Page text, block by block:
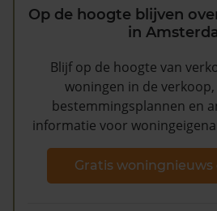
Op de hoogte blijven
in
Blijf op de hoogte van
woningen in de
bestemmingsplannen en
informatie voor
Gratis